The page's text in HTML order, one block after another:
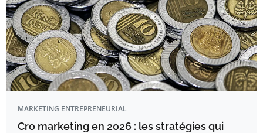
MARKETING ENTREPRENEURIAL
Cro marketing en 2026 : les stratégies qui